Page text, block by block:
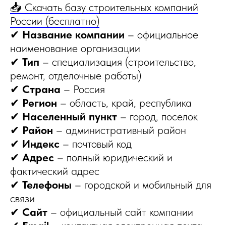
📥 Скачать базу строительных компаний
России (бесплатно)
✔ Название компании – официальное
наименование организации
✔ Тип – специализация (строительство,
ремонт, отделочные работы)
✔ Страна – Россия
✔ Регион – область, край, республика
✔ Населенный пункт – город, поселок
✔ Район – административный район
✔ Индекс – почтовый код
✔ Адрес – полный юридический и
фактический адрес
✔ Телефоны – городской и мобильный для
связи
✔ Сайт – официальный сайт компании